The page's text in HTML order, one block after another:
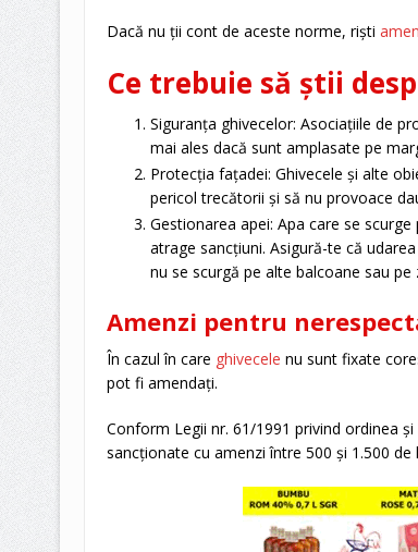
Dacă nu ții cont de aceste norme, riști
Ce trebuie să știi
Siguranța ghivecelor: Asociațiile de
mai ales dacă sunt amplasate pe
Protecția fațadei: Ghivecele și alte
pericol trecătorii și să nu provoace
Gestionarea apei: Apa care se
atrage sancțiuni. Asigură-te că
nu se scurgă pe alte balcoane sau pe
Amenzi pentru
În cazul în care ghivecele nu sunt fixate
pot fi amendați.
Conform Legii nr. 61/1991 privind ordinea
sancționate cu amenzi între 500 și 1.500 de